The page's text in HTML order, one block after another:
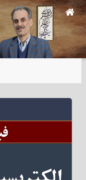
Skip
to
main
content